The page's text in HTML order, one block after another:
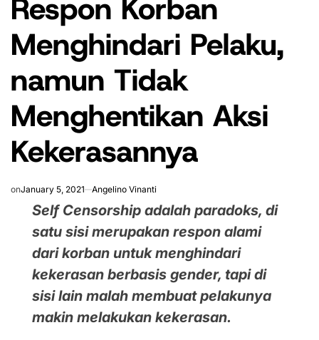
Respon Korban
Menghindari Pelaku,
namun Tidak
Menghentikan Aksi
Kekerasannya
onJanuary 5, 2021 Angelino Vinanti
Self Censorship adalah paradoks, di
satu sisi merupakan respon alami
dari korban untuk menghindari
kekerasan berbasis gender, tapi di
sisi lain malah membuat pelakunya
makin melakukan kekerasan.